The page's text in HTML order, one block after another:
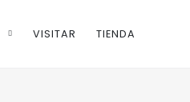
VISITAR TIENDA